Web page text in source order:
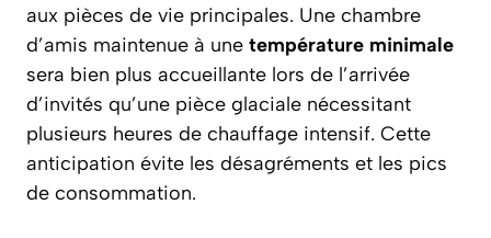
aux pièces de vie principales. Une chambre
d’amis maintenue à une température minimale
sera bien plus accueillante lors de l’arrivée
d’invités qu’une pièce glaciale nécessitant
plusieurs heures de chauffage intensif. Cette
anticipation évite les désagréments et les pics
de consommation.